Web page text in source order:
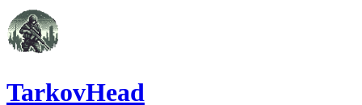
TarkovHead